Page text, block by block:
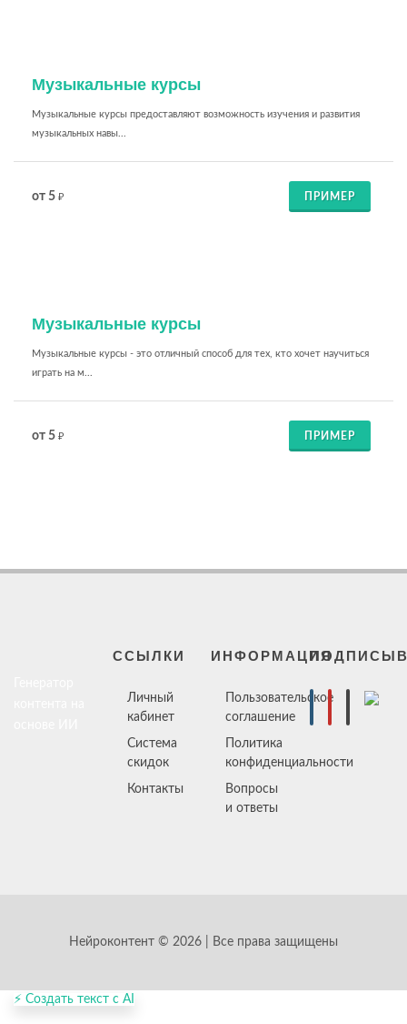
Музыкальные курсы
Музыкальные курсы предоставляют возможность изучения и развития
музыкальных навы...
от 5 ₽ ПРИМЕР
Музыкальные курсы
Музыкальные курсы - это отличный способ для тех, кто хочет научиться
играть на м...
от 5 ₽ ПРИМЕР
ССЫЛКИ
Личный
кабинет
Система
скидок
Контакты
ИНФОРМАЦИЯ
Пользовательское
соглашение
Политика
конфиденциальности
Вопросы
и ответы
Нейроконтент © 2026 | Все права защищены
⚡ Создать текст с AI